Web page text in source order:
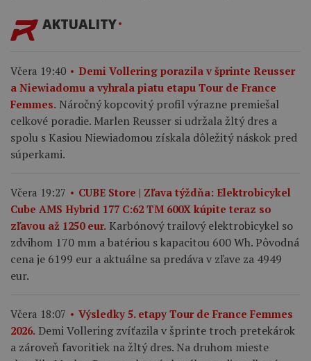
AKTUALITY
Včera 19:40
Demi Vollering porazila v šprinte Reusser
a Niewiadomu a vyhrala piatu etapu Tour de France
Femmes. Náročný kopcovitý profil výrazne premiešal
celkové poradie. Marlen Reusser si udržala žltý dres a
spolu s Kasiou Niewiadomou získala dôležitý náskok pred
súperkami.
Včera 19:27
CUBE Store | Zľava týždňa: Elektrobicykel
Cube AMS Hybrid 177 C:62 TM 600X kúpite teraz so
zľavou až 1250 eur. Karbónový trailový elektrobicykel so
zdvihom 170 mm a batériou s kapacitou 600 Wh. Pôvodná
cena je 6199 eur a aktuálne sa predáva v zľave za 4949
eur.
Včera 18:07
Výsledky 5. etapy Tour de France Femmes
2026. Demi Vollering zvíťazila v šprinte troch pretekárok
a zároveň favoritiek na žltý dres. Na druhom mieste